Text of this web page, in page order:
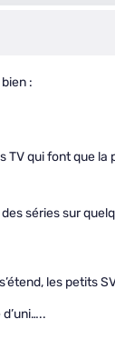
:
TV qui font que
séries sur
les petits